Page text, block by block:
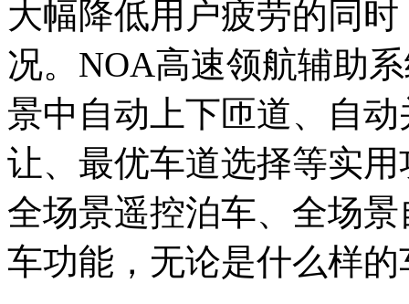
大幅降低用户疲劳的同
况。NOA高速领航辅助
景中自动上下匝道、自
让、最优车道选择等实
全场景遥控泊车、全场
车功能，无论是什么样